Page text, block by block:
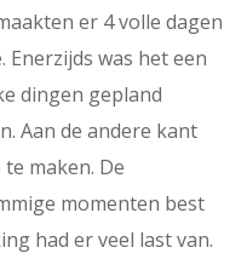
er 4 volle dagen
was het een
dingen gepland
Aan de andere kant
maken. De
momenten best
had er veel last van.